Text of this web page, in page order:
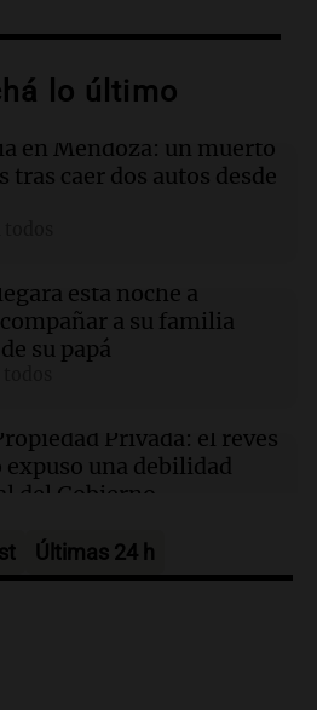
el mito del
todos
lucha contra el tiempo:
para poder seguir
buscan ayuda en
crisis económica
todos
un muerto y cinco
autos desde un puente
lo último
en Mendoza: un muerto
tras caer dos autos desde
esta noche a
a su familia
su papá
Privada: el revés
expuso una debilidad
del Gobierno
se prepara para una
de la Vincha
Últimas 24 h